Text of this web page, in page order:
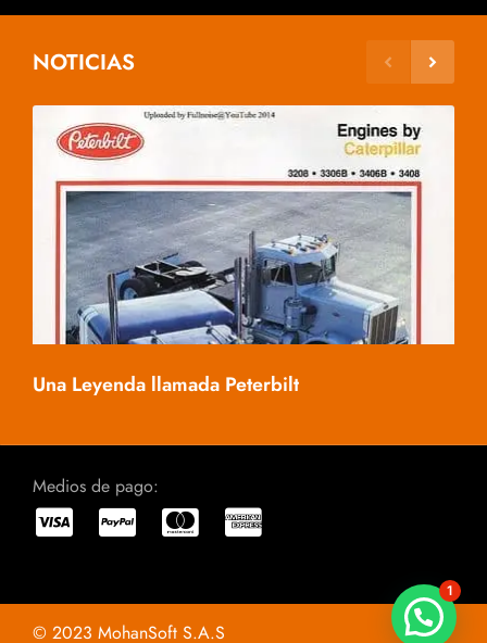
NOTICIAS
Una Leyenda llamada Peterbilt
Medios de pago:
© 2023 MohanSoft S.A.S
1